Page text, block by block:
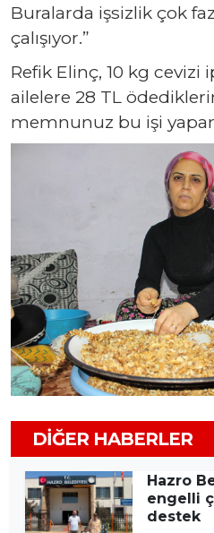
Buralarda işsizlik çok
çalışıyor.”
Refik Elinç, 10 kg
ailelere 28 TL
memnunuz bu işi
DIĞER HABERLER
Hazro
engelli
destek